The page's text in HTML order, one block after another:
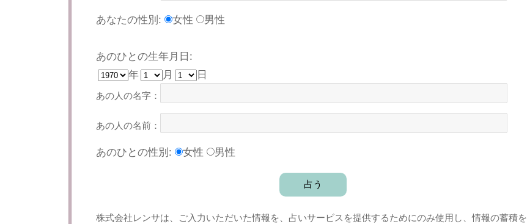
あなたの性別: 女性 男性
あのひとの生年月日:
年
月 日
あの人の名字：
あの人の名前：
あのひとの性別: 女性 男性
株式会社レンサは、ご入力いただいた情報を、占いサービスを提供するためにのみ使用し、情報の蓄積を